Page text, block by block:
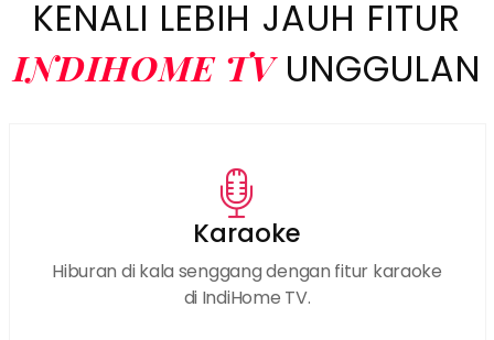
KENALI LEBIH JAUH FITUR
INDIHOME TVUNGGULAN
Karaoke
Hiburan di kala senggang dengan fitur karaoke
di IndiHome TV.